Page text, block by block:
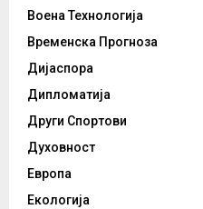
Воена Технологија
Временска Прогноза
Дијаспора
Дипломатија
Други Спортови
Духовност
Европа
Екологија